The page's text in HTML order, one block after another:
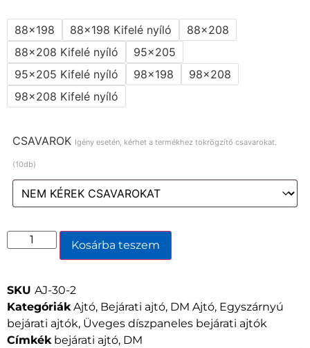
88x198 88x198 Kifelé nyíló
88x208
88x208 Kifelé nyíló
95x205
95x205 Kifelé nyíló
98x198
98x208
98x208 Kifelé nyíló
CSAVAROK Igény esetén, kérhet a termékhez tokrögzítő csavarokat.
(10db)
Kosárba teszem
SKU AJ-30-2
Kategóriák Ajtó, Bejárati ajtó, DM Ajtó, Egyszárnyú
bejárati ajtók, Üveges díszpaneles bejárati ajtók
Címkék bejárati ajtó, DM